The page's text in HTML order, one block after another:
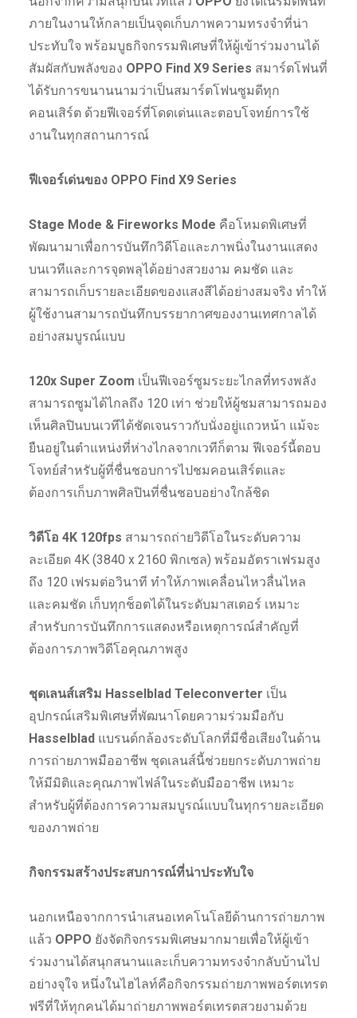
ภายในงานให้กลายเป็นจุดเก็บภาพความทรงจำที่น่า
ประทับใจ พร้อมบูธกิจกรรมพิเศษที่ให้ผู้เข้าร่วมงานได้
สัมผัสกับพลังของ OPPO Find X9 Series สมาร์ตโฟนที่
ได้รับการขนานนามว่าเป็นสมาร์ตโฟนซูมดีทุก
คอนเสิร์ต ด้วยฟีเจอร์ที่โดดเด่นและตอบโจทย์การใช้
งานในทุกสถานการณ์
ฟีเจอร์เด่นของ OPPO Find X9 Series
Stage Mode & Fireworks Mode คือโหมดพิเศษที่
พัฒนามาเพื่อการบันทึกวิดีโอและภาพนิ่งในงานแสดง
บนเวทีและการจุดพลุได้อย่างสวยงาม คมชัด และ
สามารถเก็บรายละเอียดของแสงสีได้อย่างสมจริง ทำให้
ผู้ใช้งานสามารถบันทึกบรรยากาศของงานเทศกาลได้
อย่างสมบูรณ์แบบ
120x Super Zoom เป็นฟีเจอร์ซูมระยะไกลที่ทรงพลัง
สามารถซูมได้ไกลถึง 120 เท่า ช่วยให้ผู้ชมสามารถมอง
เห็นศิลปินบนเวทีได้ชัดเจนราวกับนั่งอยู่แถวหน้า แม้จะ
ยืนอยู่ในตำแหน่งที่ห่างไกลจากเวทีก็ตาม ฟีเจอร์นี้ตอบ
โจทย์สำหรับผู้ที่ชื่นชอบการไปชมคอนเสิร์ตและ
ต้องการเก็บภาพศิลปินที่ชื่นชอบอย่างใกล้ชิด
วิดีโอ 4K 120fps สามารถถ่ายวิดีโอในระดับความ
ละเอียด 4K (3840 x 2160 พิกเซล) พร้อมอัตราเฟรมสูง
ถึง 120 เฟรมต่อวินาที ทำให้ภาพเคลื่อนไหวลื่นไหล
และคมชัด เก็บทุกช็อตได้ในระดับมาสเตอร์ เหมาะ
สำหรับการบันทึกการแสดงหรือเหตุการณ์สำคัญที่
ต้องการภาพวิดีโอคุณภาพสูง
ชุดเลนส์เสริม Hasselblad Teleconverter เป็น
อุปกรณ์เสริมพิเศษที่พัฒนาโดยความร่วมมือกับ
Hasselbladแบรนด์กล้องระดับโลกที่มีชื่อเสียงในด้าน
การถ่ายภาพมืออาชีพ ชุดเลนส์นี้ช่วยยกระดับภาพถ่าย
ให้มีมิติและคุณภาพไฟล์ในระดับมืออาชีพ เหมาะ
สำหรับผู้ที่ต้องการความสมบูรณ์แบบในทุกรายละเอียด
ของภาพถ่าย
กิจกรรมสร้างประสบการณ์ที่น่าประทับใจ
นอกเหนือจากการนำเสนอเทคโนโลยีด้านการถ่ายภาพ
แล้ว OPPO ยังจัดกิจกรรมพิเศษมากมายเพื่อให้ผู้เข้า
ร่วมงานได้สนุกสนานและเก็บความทรงจำกลับบ้านไป
อย่างจุใจ หนึ่งในไฮไลท์คือกิจกรรมถ่ายภาพพอร์ตเทรต
ฟรีที่ให้ทุกคนได้มาถ่ายภาพพอร์ตเทรตสวยงามด้วย